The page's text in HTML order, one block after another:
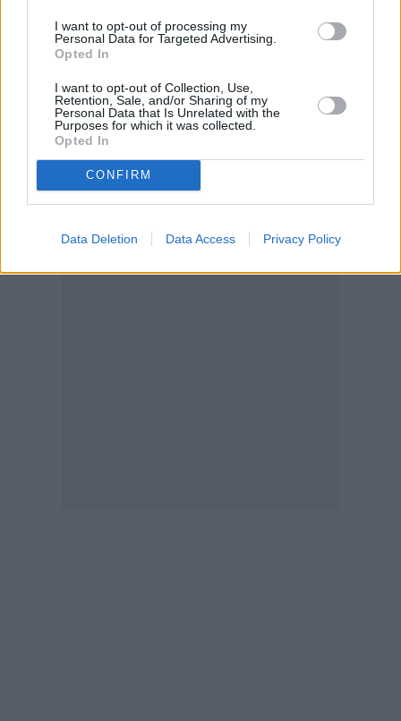
I want to opt-out of processing my
Personal Data for Targeted Advertising.
Opted In
I want to opt-out of Collection, Use,
Retention, Sale, and/or Sharing of my
Personal Data that Is Unrelated with the
Purposes for which it was collected.
Opted In
CONFIRM
Data Deletion Data Access Privacy Policy
εναέριες παραβιάσεις την Παρασκευή
Φωτιές στο Λος Άντζελες: Η καταστροφή σε
αριθμούς – Απαγόρευση κυκλοφορίας και
λεηλασίες στα καμένα σπίτια
Βενεζουέλα: Ο Νικολάς Μαδούρο ορκίστηκε